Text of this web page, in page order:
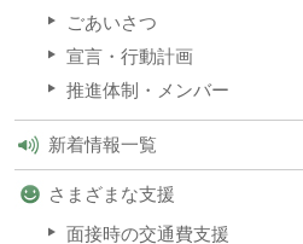
ごあいさつ
宣言・行動計画
推進体制・メンバー
新着情報一覧
さまざまな支援
面接時の交通費支援